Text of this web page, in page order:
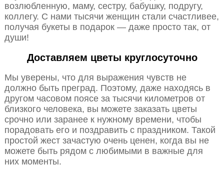
возлюбленную, маму, сестру, бабушку, подругу,
коллегу. С нами тысячи женщин стали счастливее,
получая букеты в подарок — даже просто так, от
души!
Доставляем цветы круглосуточно
Мы уверены, что для выражения чувств не
должно быть преград. Поэтому, даже находясь в
другом часовом поясе за тысячи километров от
близкого человека, вы можете заказать цветы
срочно или заранее к нужному времени, чтобы
порадовать его и поздравить с праздником. Такой
простой жест зачастую очень ценен, когда вы не
можете быть рядом с любимыми в важные для
них моменты.